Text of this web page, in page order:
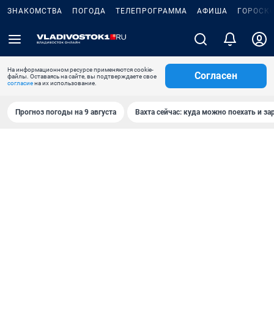
ЗНАКОМСТВА ПОГОДА ТЕЛЕПРОГРАММА АФИША
На информационном ресурсе применяются cookie-
файлы. Оставаясь на сайте, вы подтверждаете свое
согласиена их использование.
Согласен
Прогноз погоды на 9 августа Вахта сейчас: куда можно поехать и